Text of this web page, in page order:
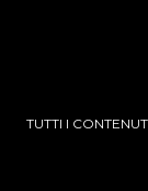
TUTTI I